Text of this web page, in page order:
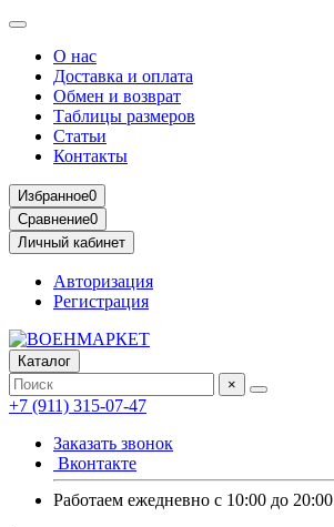
О нас
Доставка и оплата
Обмен и возврат
Таблицы размеров
Статьи
Контакты
Избранное0
Сравнение0
Личный кабинет
Авторизация
Регистрация
Каталог
×
+7 (911) 315-07-47
Заказать звонок
Вконтакте
Работаем ежедневно с 10:00 до 20:00